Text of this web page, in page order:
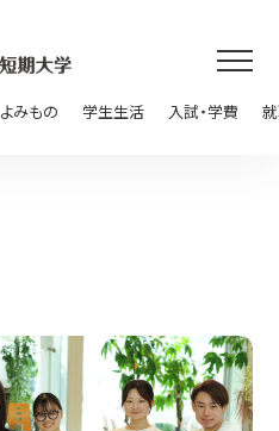
よみもの 学生生活 入試・学費